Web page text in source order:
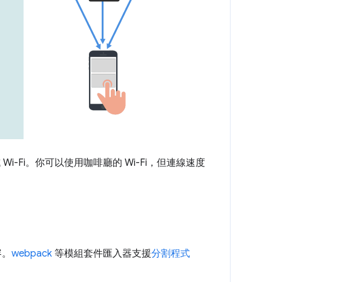
Fi。你可以使用咖啡廳的 Wi-Fi，但連線速度
webpack 等模組套件匯入器支援分割程式